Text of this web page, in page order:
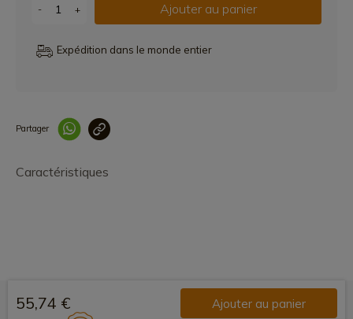
- + Ajouter au panier
Expédition dans le monde entier
Partager
Caractéristiques
55,74 € Ajouter au panier